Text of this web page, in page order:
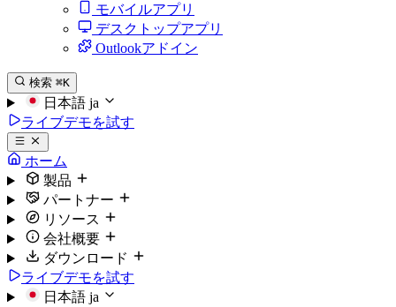
モバイルアプリ
デスクトップアプリ
Outlookアドイン
検索 ⌘K
日本語 ja
ライブデモを試す
ホーム
製品
パートナー
リソース
会社概要
ダウンロード
ライブデモを試す
日本語 ja